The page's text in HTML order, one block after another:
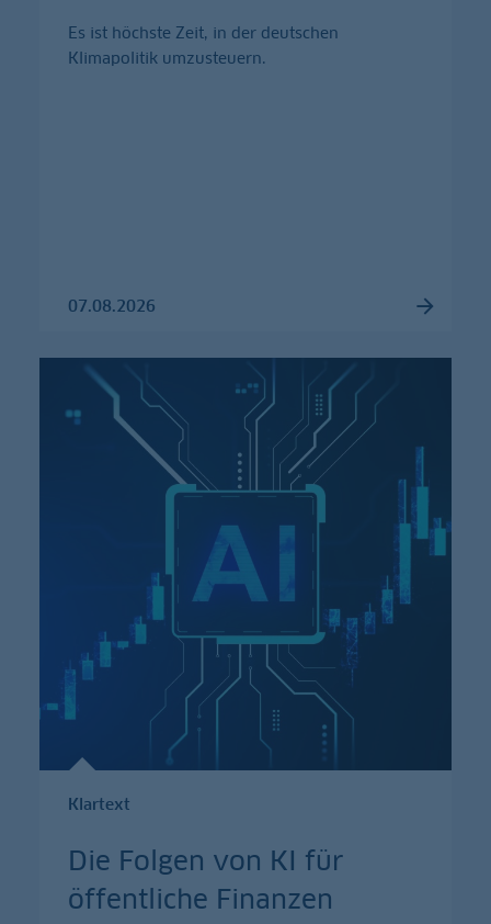
Es ist höchste Zeit, in der deutschen
Klimapolitik umzusteuern.
07.08.2026
Klartext
Die Folgen von KI für
öffentliche Finanzen